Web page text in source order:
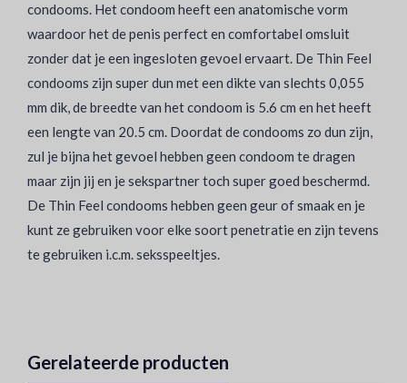
condooms. Het condoom heeft een anatomische vorm
waardoor het de penis perfect en comfortabel omsluit
zonder dat je een ingesloten gevoel ervaart. De Thin Feel
condooms zijn super dun met een dikte van slechts 0,055
mm dik, de breedte van het condoom is 5.6 cm en het heeft
een lengte van 20.5 cm. Doordat de condooms zo dun zijn,
zul je bijna het gevoel hebben geen condoom te dragen
maar zijn jij en je sekspartner toch super goed beschermd.
De Thin Feel condooms hebben geen geur of smaak en je
kunt ze gebruiken voor elke soort penetratie en zijn tevens
te gebruiken i.c.m. seksspeeltjes.
Gerelateerde producten